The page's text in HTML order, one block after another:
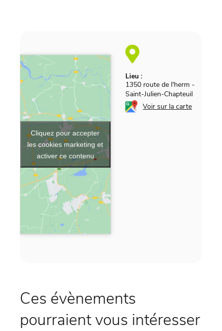
Lieu :
1350 route de l'herm -
Saint-Julien-Chapteuil
Voir sur la carte
Cliquez pour accepter
les cookies marketing et
activer ce contenu
Ces évènements
pourraient vous intéresser